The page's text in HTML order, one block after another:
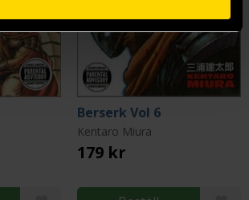
Berserk Vol 6
Kentaro Miura
179 kr